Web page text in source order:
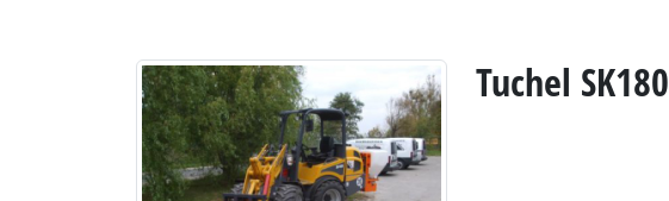
Tuchel SK180